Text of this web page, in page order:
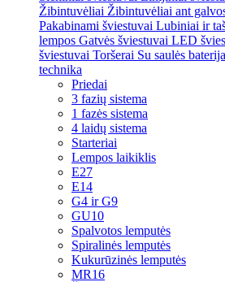
Žibintuvėliai Žibintuvėliai ant
Pakabinami šviestuvai Lubiniai ir
lempos Gatvės šviestuvai LED
šviestuvai Toršerai Su saulės baterija
technika
Priedai
3 fazių sistema
1 fazės sistema
4 laidų sistema
Starteriai
Lempos laikiklis
E27
E14
G4 ir G9
GU10
Spalvotos lemputės
Spiralinės lemputės
Kukurūzinės lemputės
MR16